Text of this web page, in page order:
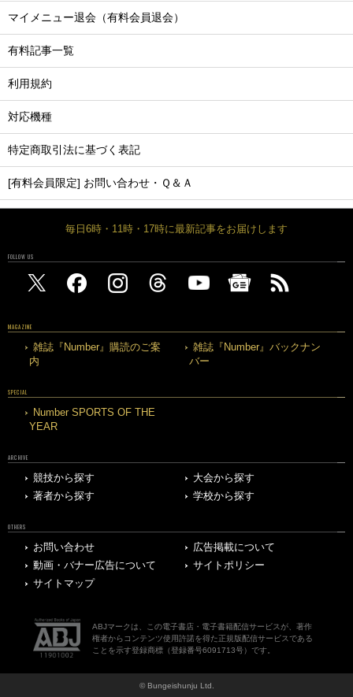
マイメニュー退会（有料会員退会）
有料記事一覧
利用規約
対応機種
特定商取引法に基づく表記
[有料会員限定] お問い合わせ・Ｑ＆Ａ
毎日6時・11時・17時に最新記事をお届けします
FOLLOW US
MAGAZINE
雑誌『Number』購読のご案
内
雑誌『Number』バックナン
バー
SPECIAL
Number SPORTS OF THE
YEAR
ARCHIVE
競技から探す
大会から探す
著者から探す
学校から探す
OTHERS
お問い合わせ
広告掲載について
動画・バナー広告について
サイトポリシー
サイトマップ
ABJマークは、この電子書店・電子書籍配信サービスが、著作
権者からコンテンツ使用許諾を得た正規版配信サービスである
ことを示す登録商標（登録番号6091713号）です。
© Bungeishunju Ltd.